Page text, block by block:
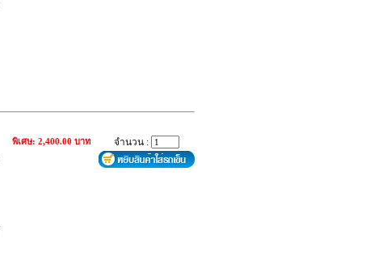
พิเศษ: 2,400.00 บาท จำนวน :